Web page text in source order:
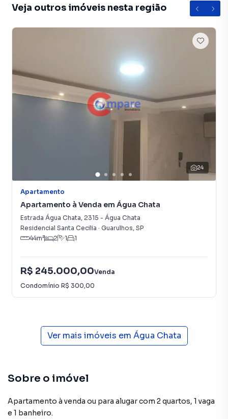
Veja outros imóveis nesta região
24
Apartamento
Apartamento à Venda em Água Chata
Estrada Água Chata, 2315 - Água Chata
Residencial Santa Cecilia · Guarulhos, SP
44m² 2 1 1
R$ 245.000,00Venda
Condomínio R$ 300,00
Ver mais imóveis em Água Chata
Sobre o imóvel
Apartamento à venda ou para alugar com 2 quartos, 1 vaga
e 1 banheiro.